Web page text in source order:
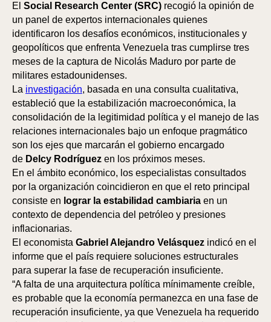
El Social Research Center (SRC) recogió la opinión de
un panel de expertos internacionales quienes
identificaron los desafíos económicos, institucionales y
geopolíticos que enfrenta Venezuela tras cumplirse tres
meses de la captura de Nicolás Maduro por parte de
militares estadounidenses.
La investigación, basada en una consulta cualitativa,
estableció que la estabilización macroeconómica, la
consolidación de la legitimidad política y el manejo de las
relaciones internacionales bajo un enfoque pragmático
son los ejes que marcarán el gobierno encargado
de Delcy Rodríguez en los próximos meses.
En el ámbito económico, los especialistas consultados
por la organización coincidieron en que el reto principal
consiste en lograr la estabilidad cambiaria en un
contexto de dependencia del petróleo y presiones
inflacionarias.
El economista Gabriel Alejandro Velásquez indicó en el
informe que el país requiere soluciones estructurales
para superar la fase de recuperación insuficiente.
“A falta de una arquitectura política mínimamente creíble,
es probable que la economía permanezca en una fase de
recuperación insuficiente, ya que Venezuela ha requerido